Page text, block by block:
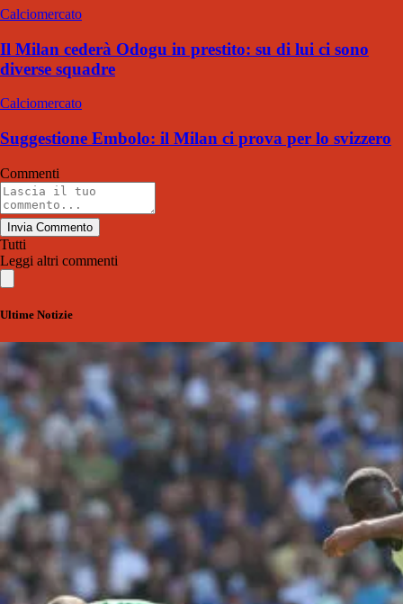
Calciomercato
Il Milan cederà Odogu in prestito: su di lui ci sono
diverse squadre
Calciomercato
Suggestione Embolo: il Milan ci prova per lo svizzero
Commenti
Invia Commento
Tutti
Leggi altri commenti
Ultime Notizie